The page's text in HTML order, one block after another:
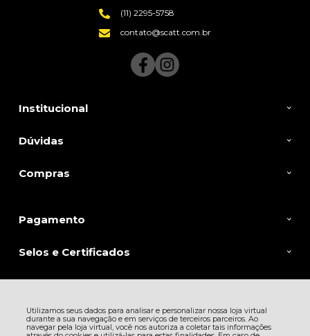
Utilizamos seus dados para analisar e personalizar nossa loja virtual
durante a sua navegação e em serviços de terceiros parceiros. Ao
navegar pela loja virtual, você nos autoriza a coletar tais informações
Institucional
Dúvidas
Compras
(11) 2295-5758
contato@scatt.com.br
Pagamento
Selos e Certificados
SCATT BIKES LIMITADA, Rua Itapura - 1065 - Tatuape - 03334-000 - São
Paulo - SP
CNPJ: 05.059.564/0001-13 | © Todos os direitos reservados - Scatt Bikes -